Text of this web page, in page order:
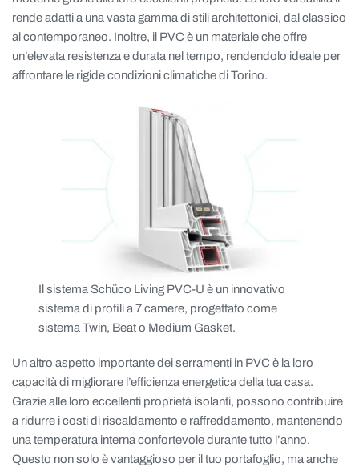
rende adatti a una vasta gamma di stili architettonici, dal classico
al contemporaneo. Inoltre, il PVC è un materiale che offre
un’elevata resistenza e durata nel tempo, rendendolo ideale per
affrontare le rigide condizioni climatiche di Torino.
Il sistema Schüco Living PVC-U è un innovativo
sistema di profili a 7 camere, progettato come
sistema Twin, Beat o Medium Gasket.
Un altro aspetto importante dei serramenti in PVC è la loro
capacità di migliorare l’efficienza energetica della tua casa.
Grazie alle loro eccellenti proprietà isolanti, possono contribuire
a ridurre i costi di riscaldamento e raffreddamento, mantenendo
una temperatura interna confortevole durante tutto l’anno.
Questo non solo è vantaggioso per il tuo portafoglio, ma anche